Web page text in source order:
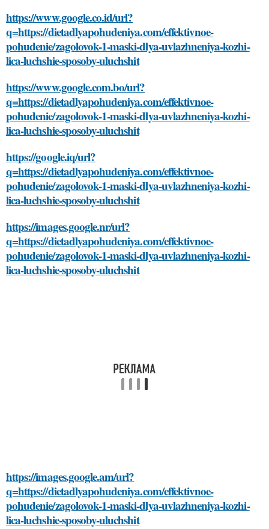
https://www.google.co.id/url?
q=https://dietadlyapohudeniya.com/effektivnoe-
pohudenie/zagolovok-1-maski-dlya-uvlazhneniya-kozhi-
lica-luchshie-sposoby-uluchshit
https://www.google.com.bo/url?
q=https://dietadlyapohudeniya.com/effektivnoe-
pohudenie/zagolovok-1-maski-dlya-uvlazhneniya-kozhi-
lica-luchshie-sposoby-uluchshit
https://google.iq/url?
q=https://dietadlyapohudeniya.com/effektivnoe-
pohudenie/zagolovok-1-maski-dlya-uvlazhneniya-kozhi-
lica-luchshie-sposoby-uluchshit
https://images.google.nr/url?
q=https://dietadlyapohudeniya.com/effektivnoe-
pohudenie/zagolovok-1-maski-dlya-uvlazhneniya-kozhi-
lica-luchshie-sposoby-uluchshit
https://images.google.am/url?
q=https://dietadlyapohudeniya.com/effektivnoe-
pohudenie/zagolovok-1-maski-dlya-uvlazhneniya-kozhi-
lica-luchshie-sposoby-uluchshit